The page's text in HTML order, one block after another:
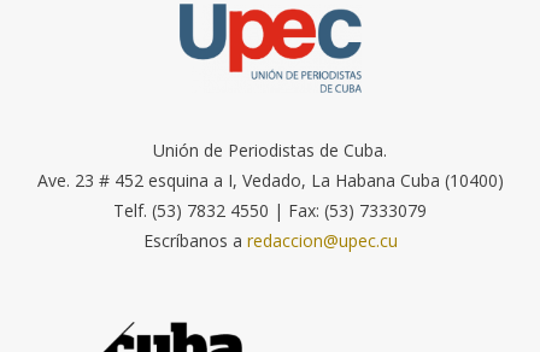
Unión de Periodistas de Cuba.
Ave. 23 # 452 esquina a I, Vedado, La Habana Cuba (10400)
Telf. (53) 7832 4550 | Fax: (53) 7333079
Escríbanos a redaccion@upec.cu